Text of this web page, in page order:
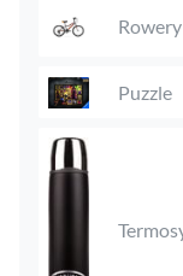
Puzzle